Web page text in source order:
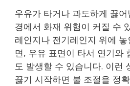
우유가 타거나 과도하게 끓
경에서 화재 위험이 커질 수
레인지나 전기레인지 위에
면, 우유 표면이 타서 연기와
도 발생할 수 있습니다. 이런
끓기 시작하면 불 조절을 정